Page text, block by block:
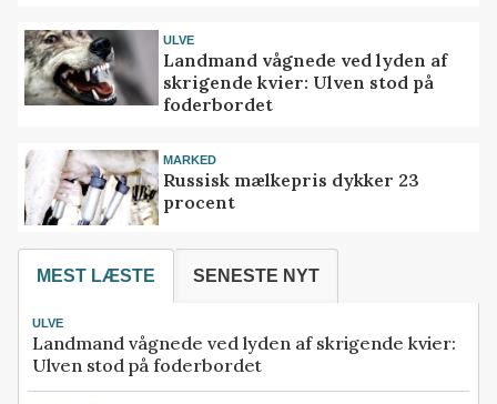
ULVE
Landmand vågnede ved lyden af
skrigende kvier: Ulven stod på
foderbordet
MARKED
Russisk mælkepris dykker 23
procent
MEST LÆSTE SENESTE NYT
ULVE
Landmand vågnede ved lyden af skrigende kvier:
Ulven stod på foderbordet